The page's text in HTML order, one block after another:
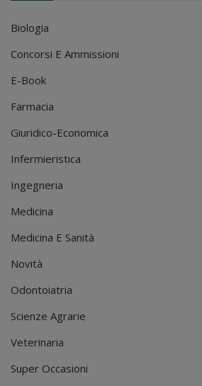
Biologia
Concorsi E Ammissioni
E-Book
Farmacia
Giuridico-Economica
Infermieristica
Ingegneria
Medicina
Medicina E Sanità
Novità
Odontoiatria
Scienze Agrarie
Veterinaria
Super Occasioni